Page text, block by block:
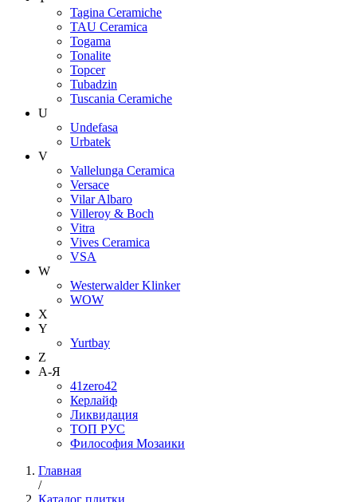
Tagina Ceramiche
TAU Ceramica
Togama
Tonalite
Topcer
Tubadzin
Tuscania Ceramiche
U
Undefasa
Urbatek
V
Vallelunga Ceramica
Versace
Vilar Albaro
Villeroy & Boch
Vitra
Vives Ceramica
VSA
W
Westerwalder Klinker
WOW
X
Y
Yurtbay
Z
А-Я
41zero42
Керлайф
Ликвидация
ТОП РУС
Философия Мозаики
Главная
/
Каталог плитки